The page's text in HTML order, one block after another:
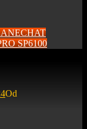
SP6100
Od